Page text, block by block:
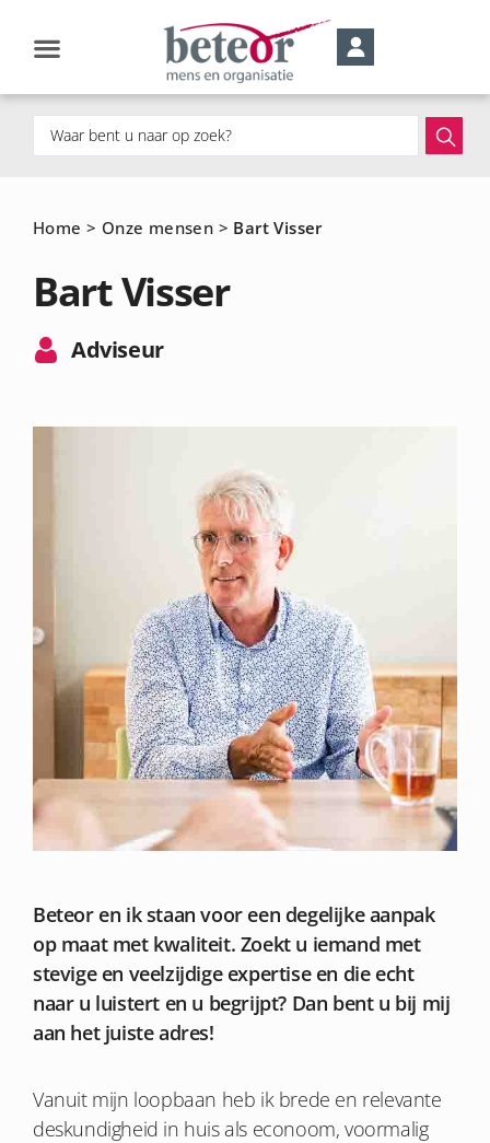
Home > Onze mensen > Bart Visser
Bart Visser
Adviseur
Beteor en ik staan voor een degelijke aanpak
op maat met kwaliteit. Zoekt u iemand met
stevige en veelzijdige expertise en die echt
naar u luistert en u begrijpt? Dan bent u bij mij
aan het juiste adres!
Vanuit mijn loopbaan heb ik brede en relevante
deskundigheid in huis als econoom, voormalig